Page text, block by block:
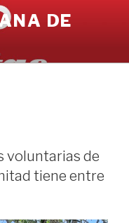
DE
voluntarias de
tiene entre